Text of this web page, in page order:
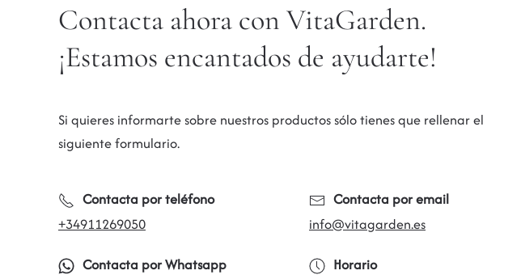
Contacta ahora con VitaGarden.
¡Estamos encantados de ayudarte!
Si quieres informarte sobre nuestros productos sólo tienes que rellenar el
siguiente formulario.
Contacta por teléfono
+34911269050
Contacta por email
info@vitagarden.es
Contacta por Whatsapp
Horario